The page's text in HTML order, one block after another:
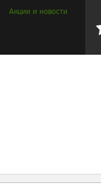
Акции и новости